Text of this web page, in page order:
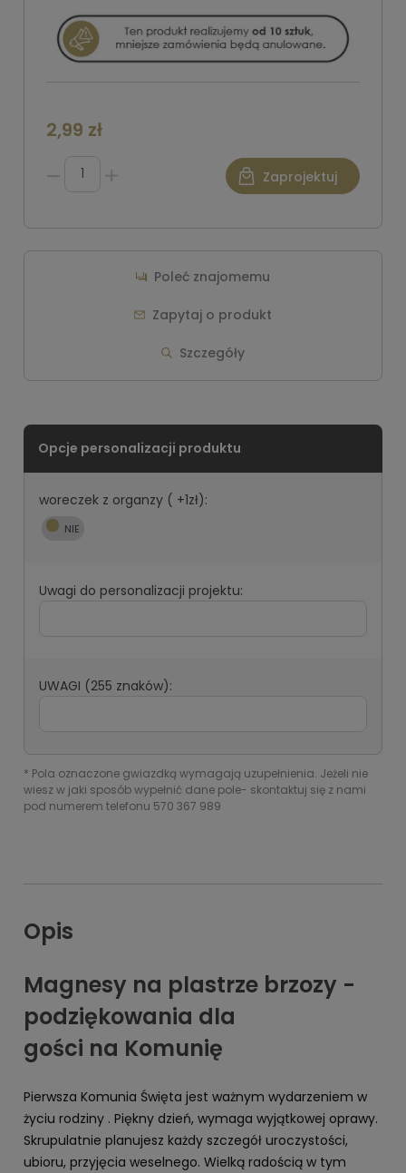
woreczek z organzy ( +1zł):
Uwagi do personalizacji projektu:
UWAGI (255 znaków):
* Pola oznaczone gwiazdką wymagają uzupełnienia. Jeżeli nie
wiesz w jaki sposób wypełnić dane pole- skontaktuj się z nami
pod numerem telefonu 570 367 989
2,99 zł
Zaprojektuj
Szczegóły
Zapytaj o produkt
Poleć znajomemu
Opis
Magnesy na plastrze brzozy -
podziękowania dla
gości na Komunię
Pierwsza Komunia Święta jest ważnym wydarzeniem w
życiu rodziny . Piękny dzień, wymaga wyjątkowej oprawy.
Skrupulatnie planujesz każdy szczegół uroczystości,
ubioru, przyjęcia weselnego. Wielką radością w tym